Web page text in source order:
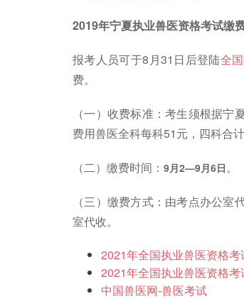
2019年宁夏执业兽医资格考试缴
报考人员可于8月31日后登陆全
费。
（一）收费标准：考生须根据
费用兽医全科每科51元，四科合
（二）缴费时间： 9月2—9月6日。
（三）缴费方式：由考点办公
室代收。
2021年全国执业兽医资格
2021年全国执业兽医资格考
中国兽医网-兽医考试